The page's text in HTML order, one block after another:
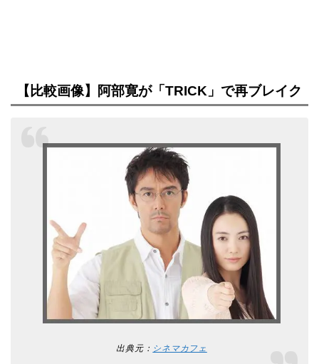
【比較画像】阿部寛が「TRICK」で再ブレイク
出典元： シネマカフェ